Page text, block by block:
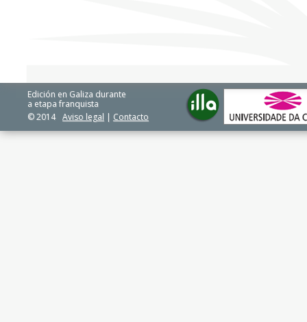
Edición en Galiza durante
a etapa franquista
© 2014 Aviso legal | Contacto